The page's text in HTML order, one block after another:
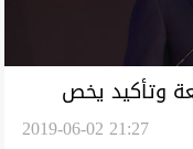
وتأكيد يخص
2019-06-02 21:27